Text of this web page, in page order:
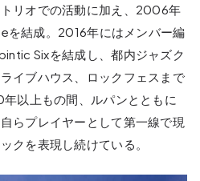
リオでの活動に加え、2006年
を結成。2016年にはメンバー編
Sixを結成し、都内ジャズク
イブハウス、ロックフェスまで
以上もの間、ルパンとともに
らプレイヤーとして第一線で現
クを表現し続けている。